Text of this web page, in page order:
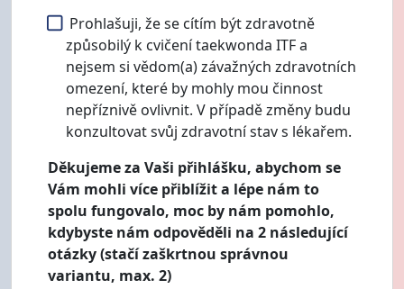
Prohlašuji, že se cítím být zdravotně
způsobilý k cvičení taekwonda ITF a
nejsem si vědom(a) závažných zdravotních
omezení, které by mohly mou činnost
nepříznivě ovlivnit. V případě změny budu
konzultovat svůj zdravotní stav s lékařem.
Děkujeme za Vaši přihlášku, abychom se
Vám mohli více přiblížit a lépe nám to
spolu fungovalo, moc by nám pomohlo,
kdybyste nám odpověděli na 2 následující
otázky (stačí zaškrtnou správnou
variantu, max. 2)